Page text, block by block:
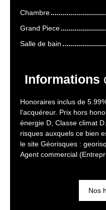
Chambre
Grand Piece
Salle de bain
Informations
Honoraires inclus de
l'acquéreur. Prix hors
énergie D, Classe climat
risques auxquels ce bien
le site Géorisques :
Agent commercial
Nos